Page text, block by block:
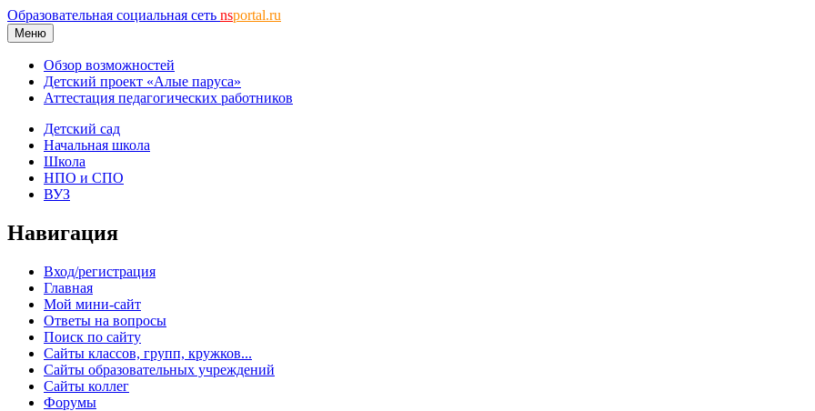
Образовательная социальная сеть nsportal.ru
Меню
Обзор возможностей
Детский проект «Алые паруса»
Аттестация педагогических работников
Детский сад
Начальная школа
Школа
НПО и СПО
ВУЗ
Навигация
Вход/регистрация
Главная
Мой мини-сайт
Ответы на вопросы
Поиск по сайту
Сайты классов, групп, кружков...
Сайты образовательных учреждений
Сайты коллег
Форумы